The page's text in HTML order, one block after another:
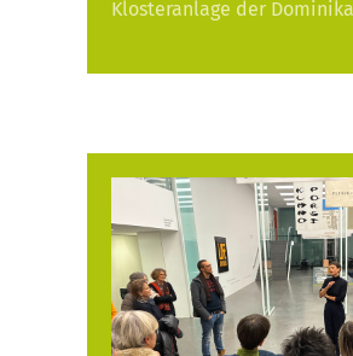
Klosteranlage der